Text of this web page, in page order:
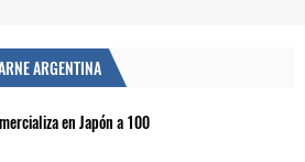
ARGENTINA
en Japón a 100